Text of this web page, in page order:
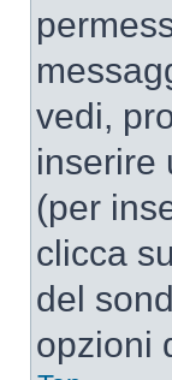
vedi,
inserire
(per
clicca
del
opzioni